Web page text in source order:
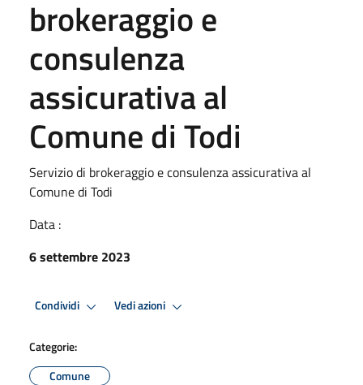
brokeraggio e
consulenza
assicurativa al
Comune di Todi
Servizio di brokeraggio e consulenza assicurativa al
Comune di Todi
Data :
6 settembre 2023
Condividi Vedi azioni
Categorie:
Comune